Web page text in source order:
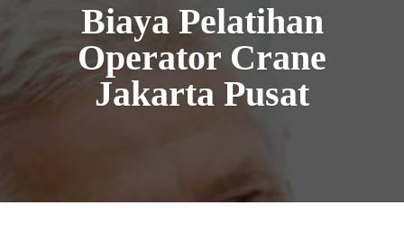
Biaya Pelatihan
Operator Crane
Jakarta Pusat